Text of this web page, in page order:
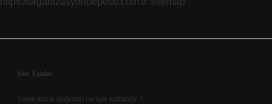
Sidebar
Son Yazılar
Yarım kazık düğümü ne için kullanılır ?